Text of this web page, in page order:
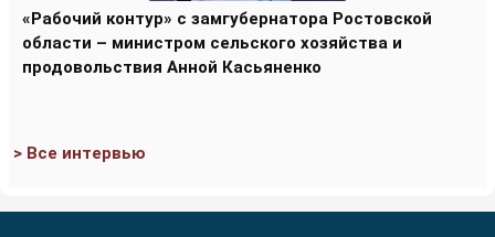
«Рабочий контур» с замгубернатора Ростовской
области – министром сельского хозяйства и
продовольствия Анной Касьяненко
> Все интервью